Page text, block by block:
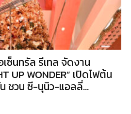
เซ็นทรัล รีเทล จัดงาน
UP WONDER” เปิดไฟต้น
ชวน ซี-นุนิว-แอลลี่...